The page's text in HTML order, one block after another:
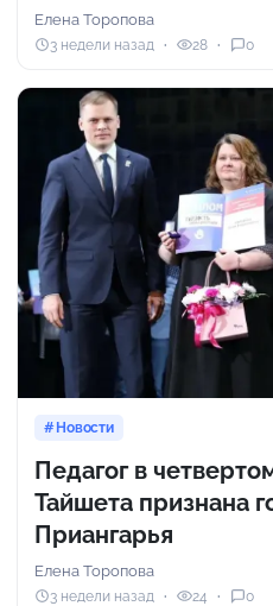
Елена Торопова
3 недели назад 28 0
Новости
Педагог в
Тайшета признана
Приангарья
Елена Торопова
3 недели назад 24 0